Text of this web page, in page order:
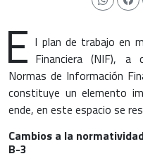
E l plan de trabajo en
Financiera (NIF), a
Normas de Información
constituye un elemento
ende, en este espacio se
Cambios a la
B-3